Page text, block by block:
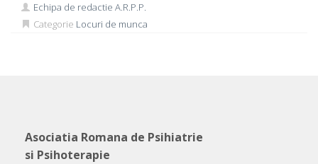
Echipa de redactie A.R.P.P.
Categorie Locuri de munca
Asociatia Romana de Psihiatrie
si Psihoterapie